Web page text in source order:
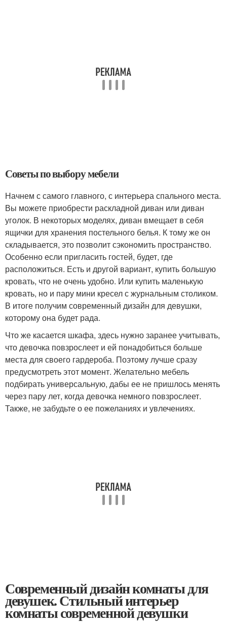
Советы по выбору мебели
Начнем с самого главного, с интерьера спального места.
Вы можете приобрести раскладной диван или диван
уголок. В некоторых моделях, диван вмещает в себя
ящички для хранения постельного белья. К тому же он
складывается, это позволит сэкономить пространство.
Особенно если пригласить гостей, будет, где
расположиться. Есть и другой вариант, купить большую
кровать, что не очень удобно. Или купить маленькую
кровать, но и пару мини кресел с журнальным столиком.
В итоге получим современный дизайн для девушки,
которому она будет рада.
Что же касается шкафа, здесь нужно заранее учитывать,
что девочка повзрослеет и ей понадобиться больше
места для своего гардероба. Поэтому лучше сразу
предусмотреть этот момент. Желательно мебель
подбирать универсальную, дабы ее не пришлось менять
через пару лет, когда девочка немного повзрослеет.
Также, не забудьте о ее пожеланиях и увлечениях.
Современный дизайн комнаты для
девушек. Стильный интерьер
комнаты современной девушки